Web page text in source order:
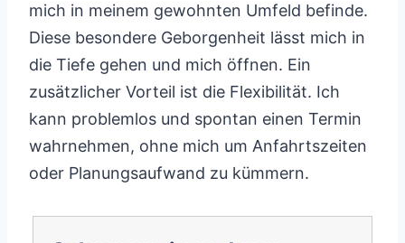
mich in meinem gewohnten Umfeld befinde.
Diese besondere Geborgenheit lässt mich in
die Tiefe gehen und mich öffnen. Ein
zusätzlicher Vorteil ist die Flexibilität. Ich
kann problemlos und spontan einen Termin
wahrnehmen, ohne mich um Anfahrtszeiten
oder Planungsaufwand zu kümmern.